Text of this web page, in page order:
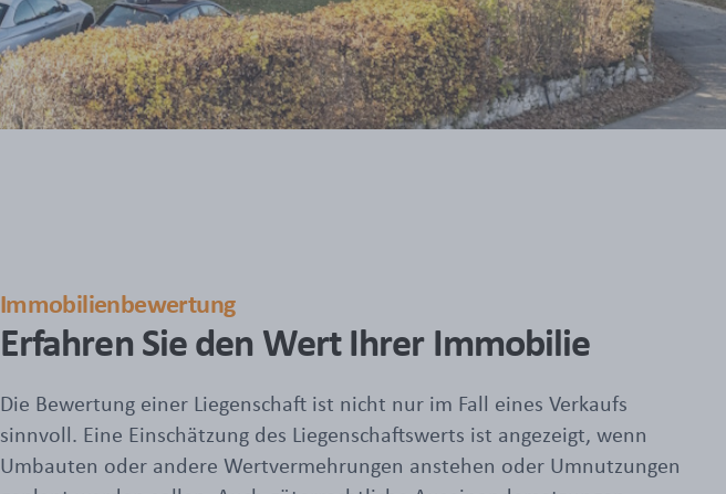
Immobilienbewertung
Erfahren Sie den Wert Ihrer Immobilie
Die Bewertung einer Liegenschaft ist nicht nur im Fall eines Verkaufs
sinnvoll. Eine Einschätzung des Liegenschaftswerts ist angezeigt, wenn
Umbauten oder andere Wertvermehrungen anstehen oder Umnutzungen